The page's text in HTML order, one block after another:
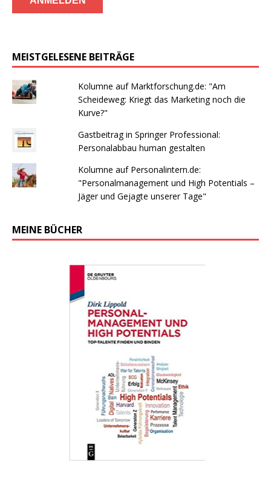
MEISTGELESENE BEITRÄGE
Kolumne auf Marktforschung.de: "Am
Scheideweg: Kriegt das Marketing noch die
Kurve?"
Gastbeitrag in Springer Professional:
Personalabbau human gestalten
Kolumne auf Personalintern.de:
"Personalmanagement und High Potentials –
Jäger und Gejagte unserer Tage"
MEINE BÜCHER